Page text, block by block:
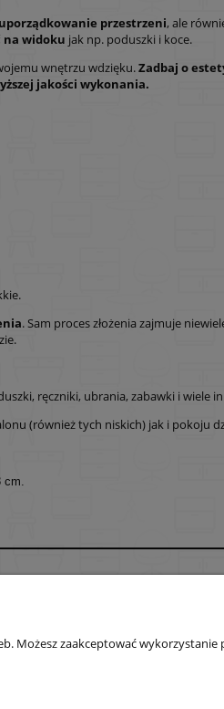
przestrzeni, ale
na widoku jak np. poduszki i koce.
wnętrzu wdzięku.Zadbaj o
jakości wykonania.
. Sam proces złożenia zajmuje
ręczniki, ubrania, zabawki i wiele
(również tych niskich) jak i pokoju
O
Możesz zaakceptować wykorzystanie